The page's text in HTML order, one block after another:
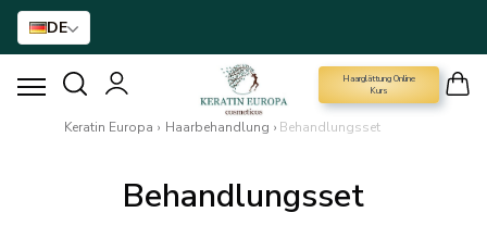
DE
Haarglättung Online
Kurs
HAARGLÄTTUNGSMITTEL
Keratin Europa › Haarbehandlung › Behandlungsset
Behandlungsset